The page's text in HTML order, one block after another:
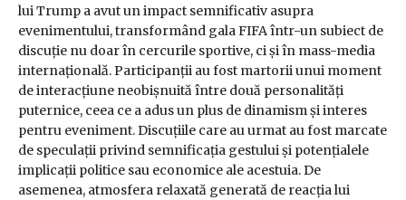
lui Trump a avut un impact semnificativ asupra
evenimentului, transformând gala FIFA într-un subiect de
discuție nu doar în cercurile sportive, ci și în mass-media
internațională. Participanții au fost martorii unui moment
de interacțiune neobișnuită între două personalități
puternice, ceea ce a adus un plus de dinamism și interes
pentru eveniment. Discuțiile care au urmat au fost marcate
de speculații privind semnificația gestului și potențialele
implicații politice sau economice ale acestuia. De
asemenea, atmosfera relaxată generată de reacția lui